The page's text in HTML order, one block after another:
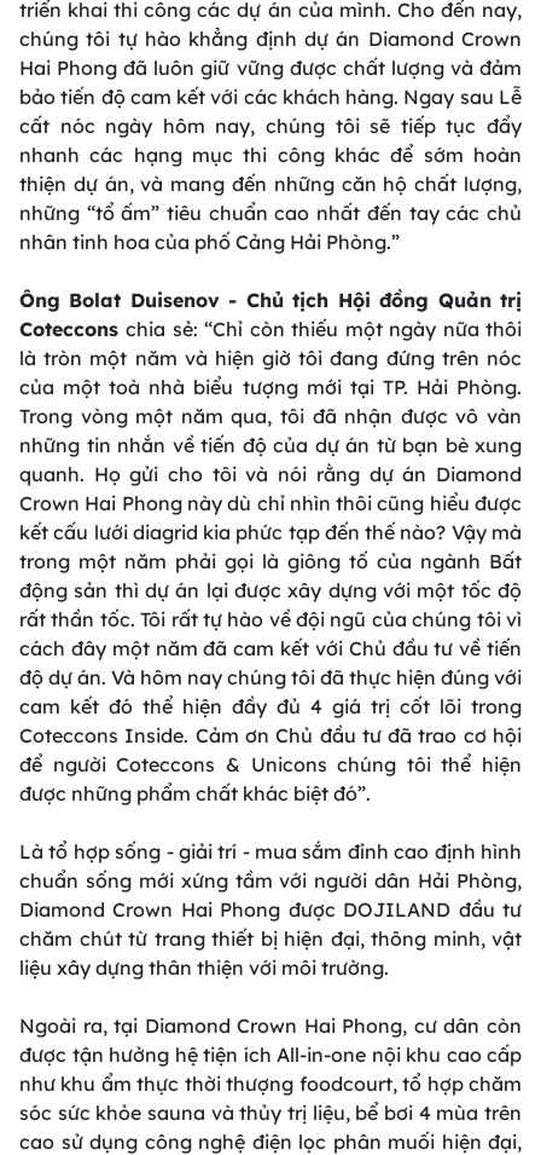
triển khai thi công các dự án của mình. Cho đến nay,
chúng tôi tự hào khẳng định dự án Diamond Crown
Hai Phong đã luôn giữ vững được chất lượng và đảm
bảo tiến độ cam kết với các khách hàng. Ngay sau Lễ
cất nóc ngày hôm nay, chúng tôi sẽ tiếp tục đẩy
nhanh các hạng mục thi công khác để sớm hoàn
thiện dự án, và mang đến những căn hộ chất lượng,
những “tổ ấm” tiêu chuẩn cao nhất đến tay các chủ
nhân tinh hoa của phố Cảng Hải Phòng.”
Ông Bolat Duisenov - Chủ tịch Hội đồng Quản trị
Cotecconschia sẻ:“Chỉ còn thiếu một ngày nữa thôi
là tròn một năm và hiện giờ tôi đang đứng trên nóc
của một toà nhà biểu tượng mới tại TP. Hải Phòng.
Trong vòng một năm qua, tôi đã nhận được vô vàn
những tin nhắn về tiến độ của dự án từ bạn bè xung
quanh. Họ gửi cho tôi và nói rằng dự án Diamond
Crown Hai Phong này dù chỉ nhìn thôi cũng hiểu được
kết cấu lưới diagrid kia phức tạp đến thế nào? Vậy mà
trong một năm phải gọi là giông tố của ngành Bất
động sản thì dự án lại được xây dựng với một tốc độ
rất thần tốc. Tôi rất tự hào về đội ngũ của chúng tôi vì
cách đây một năm đã cam kết với Chủ đầu tư về tiến
độ dự án. Và hôm nay chúng tôi đã thực hiện đúng với
cam kết đó thể hiện đầy đủ 4 giá trị cốt lõi trong
Coteccons Inside. Cảm ơn Chủ đầu tư đã trao cơ hội
để người Coteccons & Unicons chúng tôi thể hiện
được những phẩm chất khác biệt đó”.
Là tổ hợp sống - giải trí - mua sắm đỉnh cao định hình
chuẩn sống mới xứng tầm với người dân Hải Phòng,
Diamond Crown Hai Phong được DOJILAND đầu tư
chăm chút từ trang thiết bị hiện đại, thông minh, vật
liệu xây dựng thân thiện với môi trường.
Ngoài ra, tại Diamond Crown Hai Phong, cư dân còn
được tận hưởng hệ tiện ích All-in-one nội khu cao cấp
như khu ẩm thực thời thượng foodcourt, tổ hợp chăm
sóc sức khỏe sauna và thủy trị liệu, bể bơi 4 mùa trên
cao sử dụng công nghệ điện lọc phân muối hiện đại,